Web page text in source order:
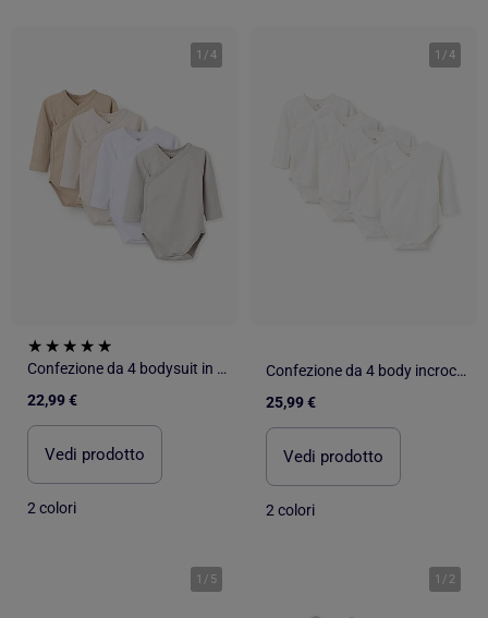
1 /4
Confezione da 4 bodysuit in cotone avvolgente
22,99 €
Vedi prodotto
2 colori
1 /4
Confezione da 4 body incrociati lisci/a costine in cotone
25,99 €
Vedi prodotto
2 colori
1 / 5 1 / 2